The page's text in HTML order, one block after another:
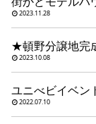
シミュレー
キャンペー
家づくりの
2023.11.28
★頓野分譲地完
2023.10.08
ユニべビイベン
2022.07.10